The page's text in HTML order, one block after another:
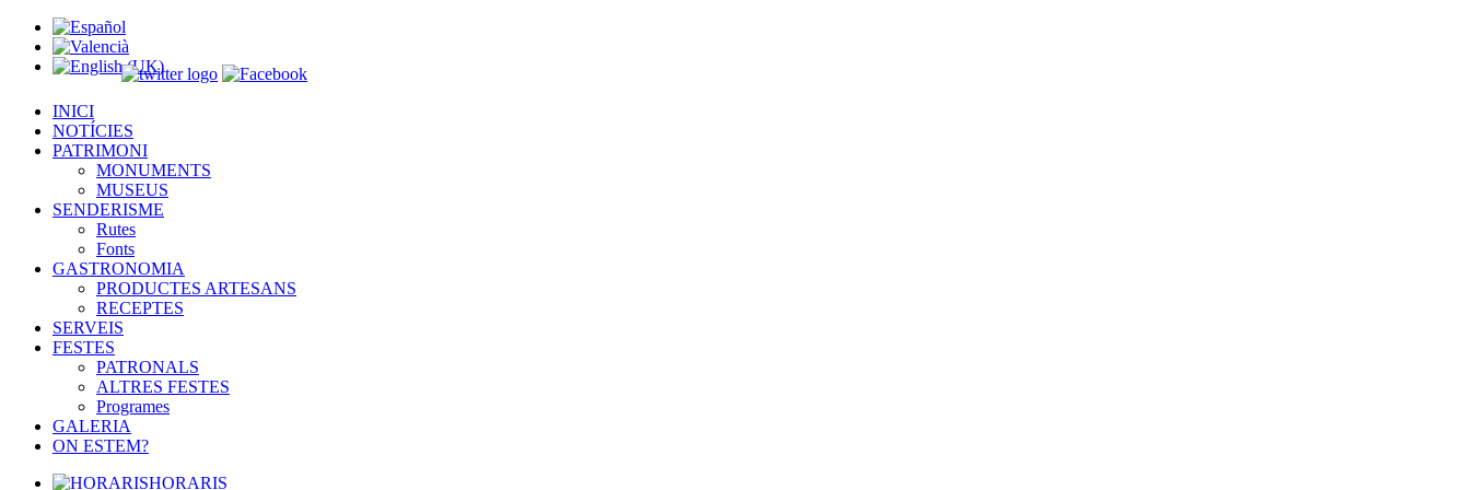
INICI
NOTÍCIES
PATRIMONI
MONUMENTS
MUSEUS
SENDERISME
Rutes
Fonts
GASTRONOMIA
PRODUCTES ARTESANS
RECEPTES
SERVEIS
FESTES
PATRONALS
ALTRES FESTES
Programes
GALERIA
ON ESTEM?
HORARIS